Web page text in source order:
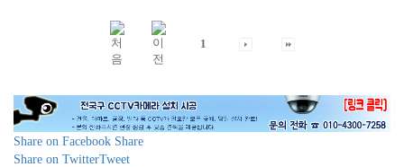
1
Share on Facebook Share
Share on TwitterTweet